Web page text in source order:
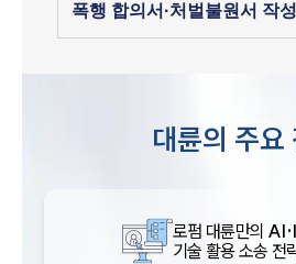
폭행 합의서·처벌불원서 작
대륜의 주요
로펌 대륜만의
기술 활용 소송 전